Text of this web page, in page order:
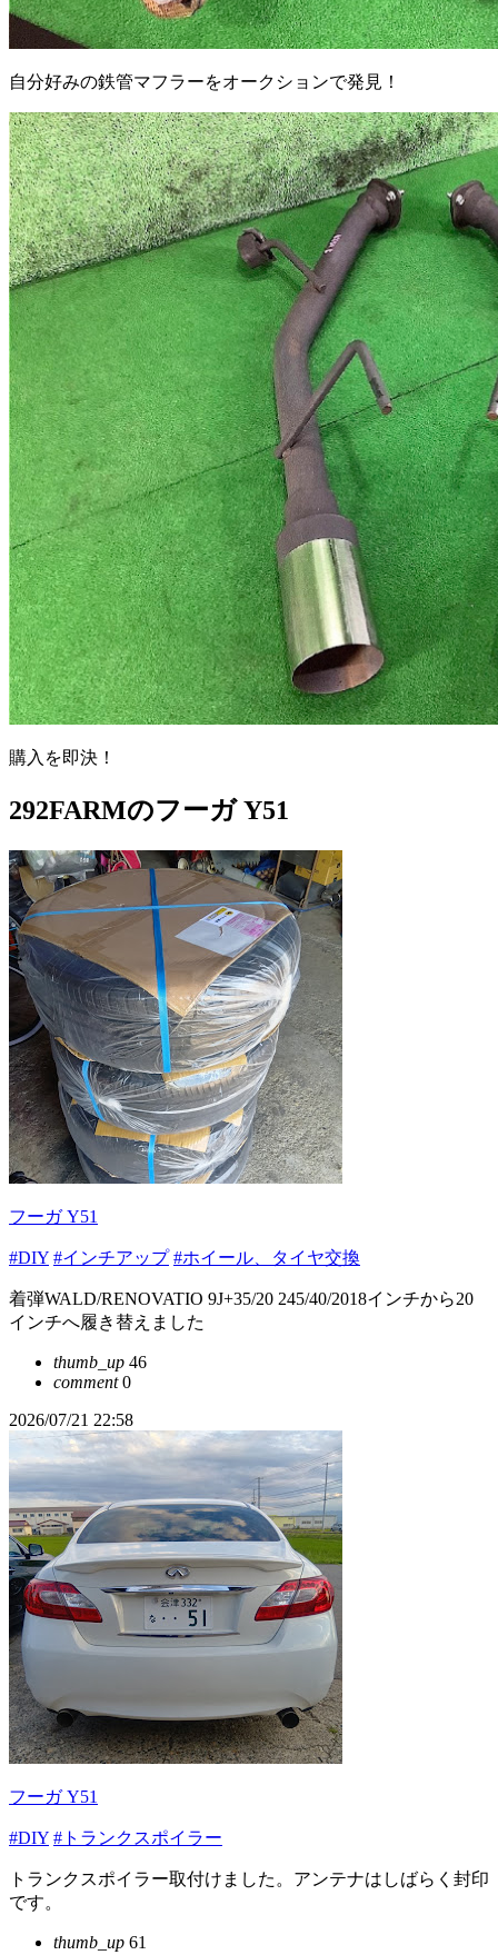
自分好みの鉄管マフラーをオークションで発見！
購入を即決！
292FARMのフーガ Y51
フーガ Y51
#DIY #インチアップ #ホイール、タイヤ交換
着弾WALD/RENOVATIO 9J+35/20 245/40/2018インチから20
インチへ履き替えました
thumb_up 46
comment0
2026/07/21 22:58
フーガ Y51
#DIY #トランクスポイラー
トランクスポイラー取付けました。アンテナはしばらく封印
です。
thumb_up 61